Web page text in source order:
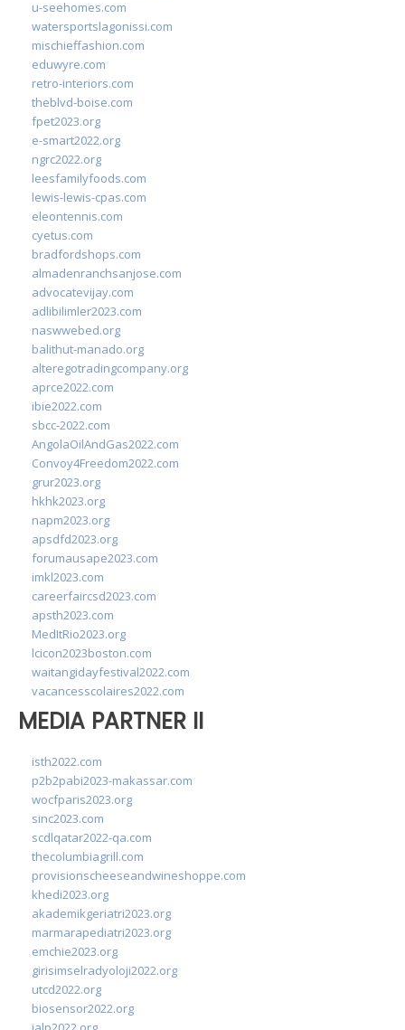
u-seehomes.com
watersportslagonissi.com
mischieffashion.com
eduwyre.com
retro-interiors.com
theblvd-boise.com
fpet2023.org
e-smart2022.org
ngrc2022.org
leesfamilyfoods.com
lewis-lewis-cpas.com
eleontennis.com
cyetus.com
bradfordshops.com
almadenranchsanjose.com
advocatevijay.com
adlibilimler2023.com
naswwebed.org
balithut-manado.org
alteregotradingcompany.org
aprce2022.com
ibie2022.com
sbcc-2022.com
AngolaOilAndGas2022.com
Convoy4Freedom2022.com
grur2023.org
hkhk2023.org
napm2023.org
apsdfd2023.org
forumausape2023.com
imkl2023.com
careerfaircsd2023.com
apsth2023.com
MedItRio2023.org
lcicon2023boston.com
waitangidayfestival2022.com
vacancesscolaires2022.com
MEDIA PARTNER II
isth2022.com
p2b2pabi2023-makassar.com
wocfparis2023.org
sinc2023.com
scdlqatar2022-qa.com
thecolumbiagrill.com
provisionscheeseandwineshoppe.com
khedi2023.org
akademikgeriatri2023.org
marmarapediatri2023.org
emchie2023.org
girisimselradyoloji2022.org
utcd2022.org
biosensor2022.org